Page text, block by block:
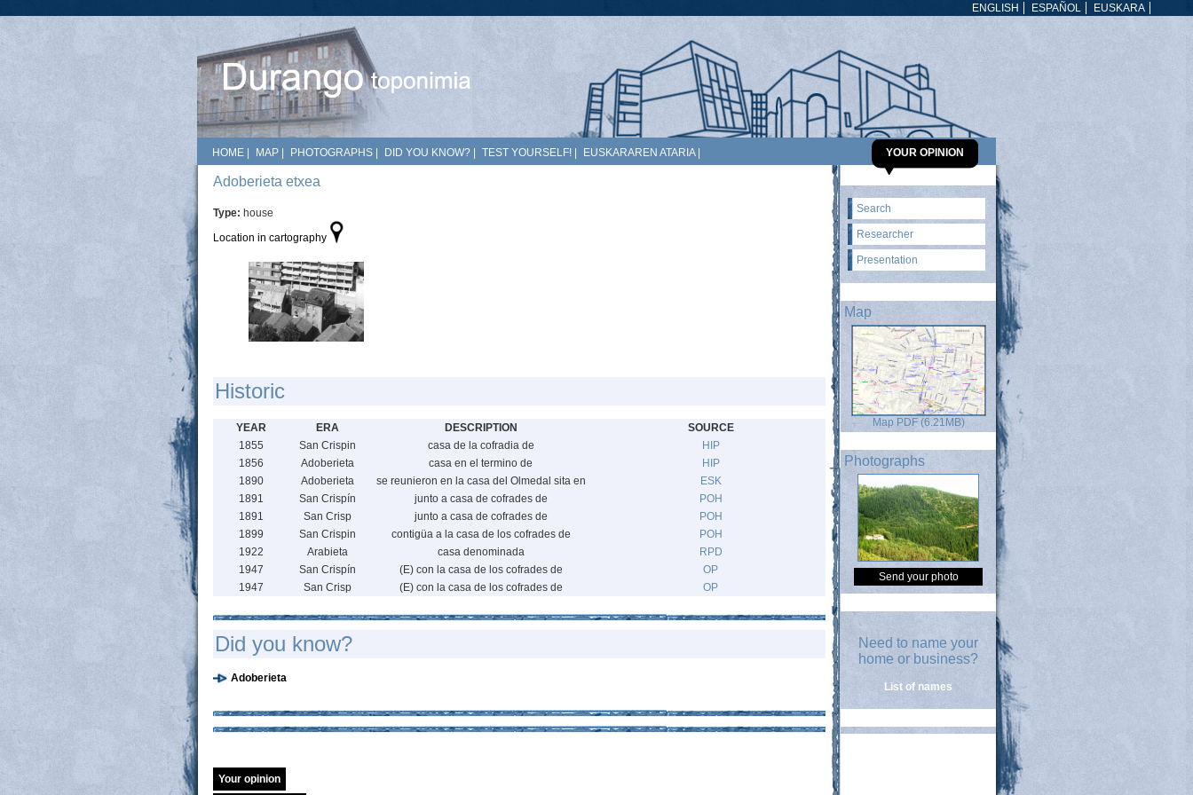
EUSKARA
ESPAÑOL
ENGLISH
HOME MAP PHOTOGRAPHS DID YOU KNOW? TEST YOURSELF! EUSKARAREN ATARIA| YOUR OPINION
Adoberieta etxea
Type: house
Location in cartography
Historic
YEAR ERA DESCRIPTION
SOURCE
1855
San Crispin casa de la cofradia de
HIP
1856
Adoberieta casa en el termino de
HIP
1890
Adoberieta se reunieron en la casa del Olmedal sita en
ESK
1891
San Crispín junto a casa de cofrades de
POH
1891
San Crisp junto a casa de cofrades de
POH
1899
San Crispin contigüa a la casa de los cofrades de
POH
1922
Arabieta casa denominada
RPD
1947
San Crispín (E) con la casa de los cofrades de
OP
1947
San Crisp (E) con la casa de los cofrades de OP
Did you know?
Adoberieta
Your opinion
Search
Researcher
Presentation
Map
Map PDF (6.21MB)
Photographs
Send your photo
Need to name your
home or business?
List of names